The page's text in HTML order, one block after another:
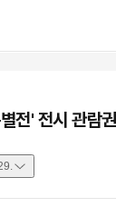
전' 전시 관람